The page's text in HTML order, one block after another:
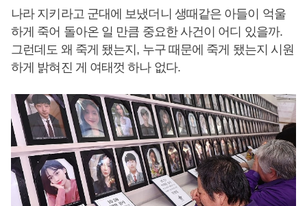
나라 지키라고 군대에 보냈더니 생때같은 아들이 억울
하게 죽어 돌아온 일 만큼 중요한 사건이 어디 있을까.
그런데도 왜 죽게 됐는지, 누구 때문에 죽게 됐는지 시원
하게 밝혀진 게 여태껏 하나 없다.